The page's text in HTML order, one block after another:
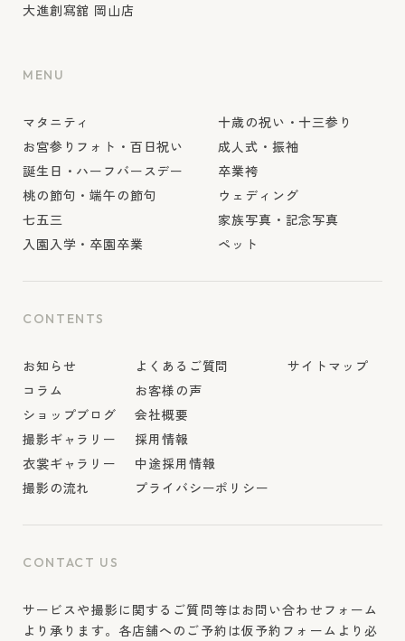
大進創寫舘 岡山店
MENU
マタニティ
お宮参りフォト・百日祝い
誕生日・ハーフバースデー
桃の節句・端午の節句
七五三
入園入学・卒園卒業
十歳の祝い・十三参り
成人式・振袖
卒業袴
ウェディング
家族写真・記念写真
ペット
CONTENTS
お知らせ
コラム
ショップブログ
撮影ギャラリー
衣裳ギャラリー
撮影の流れ
よくあるご質問
お客様の声
会社概要
採用情報
中途採用情報
プライバシーポリシー
サイトマップ
CONTACT US
サービスや撮影に関するご質問等はお問い合わせフォーム
より承ります。各店舗へのご予約は仮予約フォームより必